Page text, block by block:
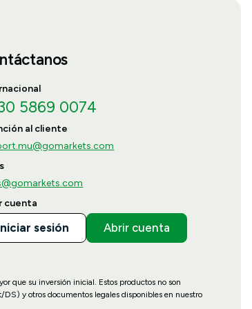
5869 0074
al cliente
cuenta
sesión Abrir cuenta
que su inversión inicial. Estos productos no son
y otros documentos legales disponibles en nuestro